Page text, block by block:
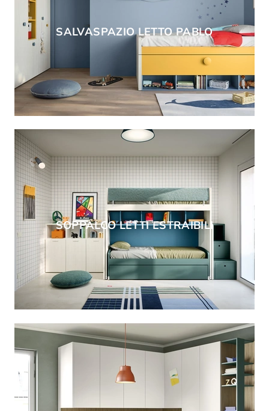
SALVASPAZIO LETTO PABLO
SOPPALCO LETTI ESTRAIBILI